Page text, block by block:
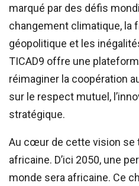
marqué par des défis
changement climatique, la
géopolitique et les
TICAD9 offre une
réimaginer la coopération
sur le respect mutuel,
stratégique.
Au cœur de cette vision se
africaine. D’ici 2050, une
monde sera africaine. Ce